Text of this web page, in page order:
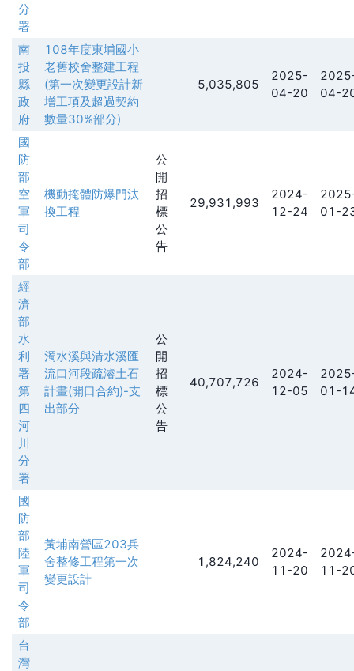
分
署
南
投
縣
政
府
108年度東埔國小
老舊校舍整建工程
(第一次變更設計新
增工項及超過契約
數量30%部分)
5,035,805
2025-
04-20
04-
國
防
部
空
軍
司
令
部
機動掩體防爆門汰
換工程
公
開
招
標
公
告
29,931,993
2024-
12-24
01-
經
濟
部
水
利
署
第
四
河
川
分
署
濁水溪與清水溪匯
流口河段疏濬土石
計畫(開口合約)-支
出部分
公
開
招
標
公
告
40,707,726
2024-
12-05
01-
國
防
部
陸
軍
司
令
部
黃埔南營區203兵
舍整修工程第一次
變更設計
1,824,240
2024-
11-20
11-
台
灣